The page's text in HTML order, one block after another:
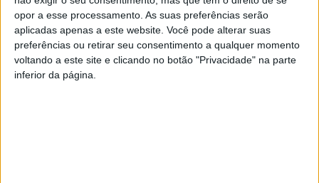
opor a esse processamento. As suas preferências serão
aplicadas apenas a este website. Você pode alterar suas
preferências ou retirar seu consentimento a qualquer momento
voltando a este site e clicando no botão "Privacidade" na parte
inferior da página.
Artigo anterior
Legislativas 2024: Viseense
José Cesário eleito pelo
círculo Fora da Europa
Próximo artigo
Futsal Feminino: Cinfães
entrou a perder na Taça